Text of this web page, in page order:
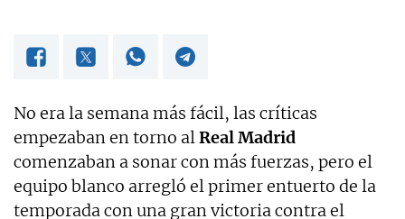
No era la semana más fácil, las críticas
empezaban en torno alReal Madrid
comenzaban a sonar con más fuerzas, pero el
equipo blanco arregló el primer entuerto de la
temporada con una gran victoria contra el